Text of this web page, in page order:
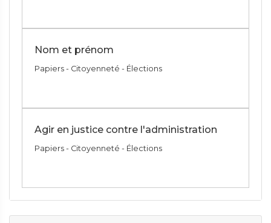
Nom et prénom
Papiers - Citoyenneté - Élections
Agir en justice contre l'administration
Papiers - Citoyenneté - Élections